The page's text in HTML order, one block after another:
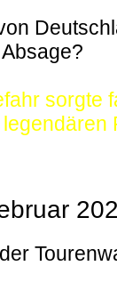
Absage?
sorgte